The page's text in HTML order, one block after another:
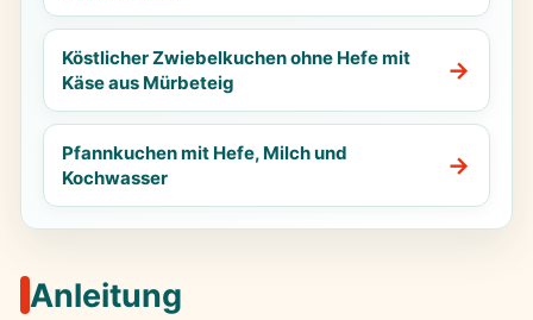
Köstlicher Zwiebelkuchen ohne Hefe mit
Käse aus Mürbeteig
Pfannkuchen mit Hefe, Milch und
Kochwasser
Anleitung